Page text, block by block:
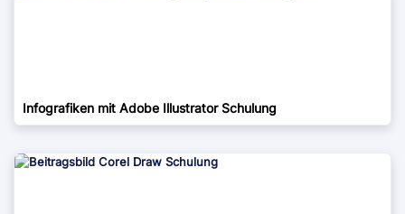
Infografiken mit Adobe Illustrator Schulung